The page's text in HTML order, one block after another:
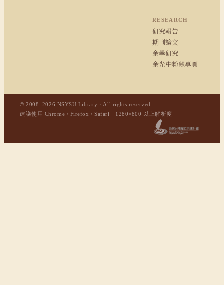
RESEARCH
研究報告
期刊論文
余學研究
余光中粉絲專頁
© 2008–2026 NSYSU Library · All rights reserved
建議使用 Chrome / Firefox / Safari · 1280×800 以上解析度